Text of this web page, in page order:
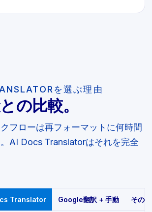
を選ぶ理由
の比較。
フローは再フォーマットに何時間
AI Docs Translatorはそれを完全
Translator Google翻訳 + 手動 その